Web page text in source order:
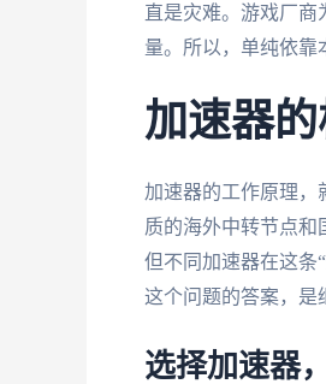
直是灾难。游戏厂商
量。所以，单纯依靠
加速器
加速器的工作原理，
质的海外中转节点和
但不同加速器在这条
这个问题的答案，是
选择加速器